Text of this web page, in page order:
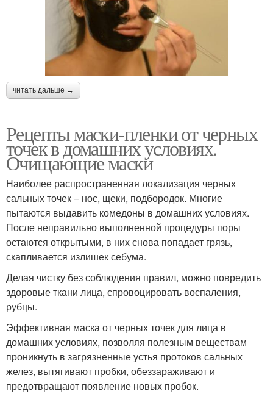
читать дальше →
Рецепты маски-пленки от черных
точек в домашних условиях.
Очищающие маски
Наиболее распространенная локализация черных
сальных точек – нос, щеки, подбородок. Многие
пытаются выдавить комедоны в домашних условиях.
После неправильно выполненной процедуры поры
остаются открытыми, в них снова попадает грязь,
скапливается излишек себума.
Делая чистку без соблюдения правил, можно повредить
здоровые ткани лица, спровоцировать воспаления,
рубцы.
Эффективная маска от черных точек для лица в
домашних условиях, позволяя полезным веществам
проникнуть в загрязненные устья протоков сальных
желез, вытягивают пробки, обеззараживают и
предотвращают появление новых пробок.